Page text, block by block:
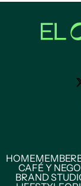
HOMEMEMBER
CAFÉ Y
BRAND